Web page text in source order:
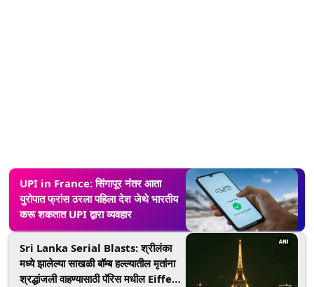
UPI in France: सिंगापूर नंतर आता
युरोपात फ्रांस ठरला पहिला देश जेथे भारतीय
करू शकतात UPI द्वारा व्यवहार
Sri Lanka Serial Blasts: श्रीलंका
मध्ये झालेल्या साखळी बॉम्ब हल्ल्यातील मृतांना
श्रद्धांजली वाहण्यासाठी पॅरिस मधील Eiffel